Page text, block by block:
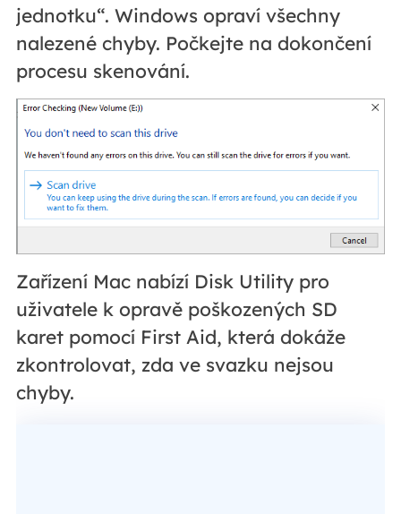
jednotku“. Windows opraví všechny
nalezené chyby. Počkejte na dokončení
procesu skenování.
Zařízení Mac nabízí Disk Utility pro
uživatele k opravě poškozených SD
karet pomocí First Aid, která dokáže
zkontrolovat, zda ve svazku nejsou
chyby.